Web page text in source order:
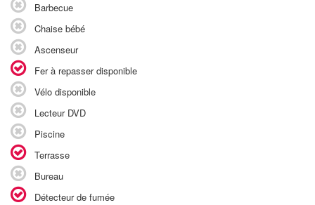
Barbecue
Chaise bébé
Ascenseur
Fer à repasser disponible
Vélo disponible
Lecteur DVD
Piscine
Terrasse
Bureau
Détecteur de fumée